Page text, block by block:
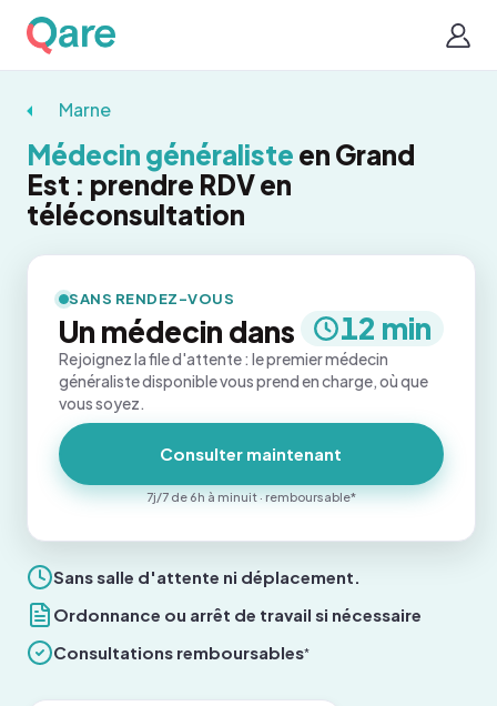
Marne
Médecin généraliste en Grand
Est : prendre RDV en
téléconsultation
Sans salle d'attente ni déplacement.
Ordonnance ou arrêt de travail si nécessaire
Consultations remboursables*
SANS RENDEZ-VOUS
Un médecin dans 12 min
Rejoignez la file d'attente : le premier médecin
généraliste disponible vous prend en charge, où que
vous soyez.
Consulter maintenant
7j/7 de 6h à minuit · remboursable*